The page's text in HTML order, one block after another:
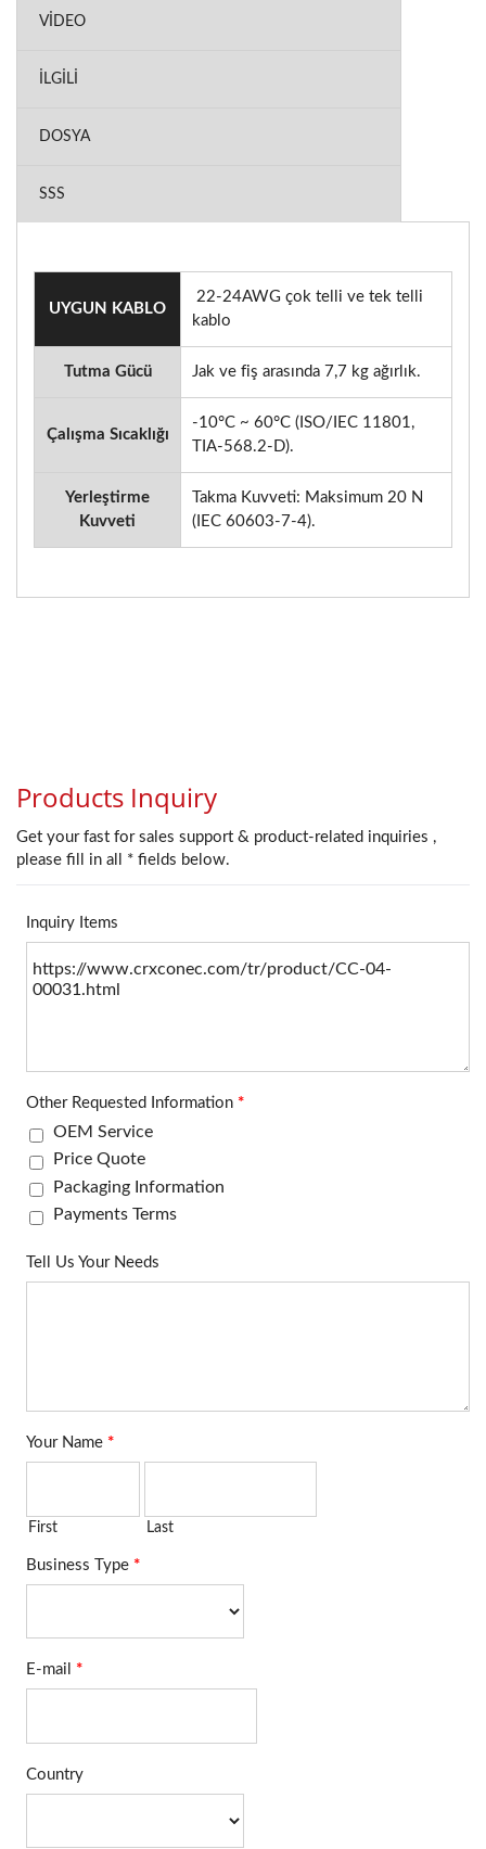
VIDEO
İLGILI
DOSYA
SSS
UYGUN KABLO
22-24AWG çok telli ve tek telli
kablo
Tutma Gücü Jak ve fiş arasında 7,7 kg ağırlık.
Çalışma Sıcaklığı
-10°C ~ 60°C (ISO/IEC 11801,
TIA-568.2-D).
Yerleştirme
Kuvveti
Takma Kuvveti: Maksimum 20 N
(IEC 60603-7-4).